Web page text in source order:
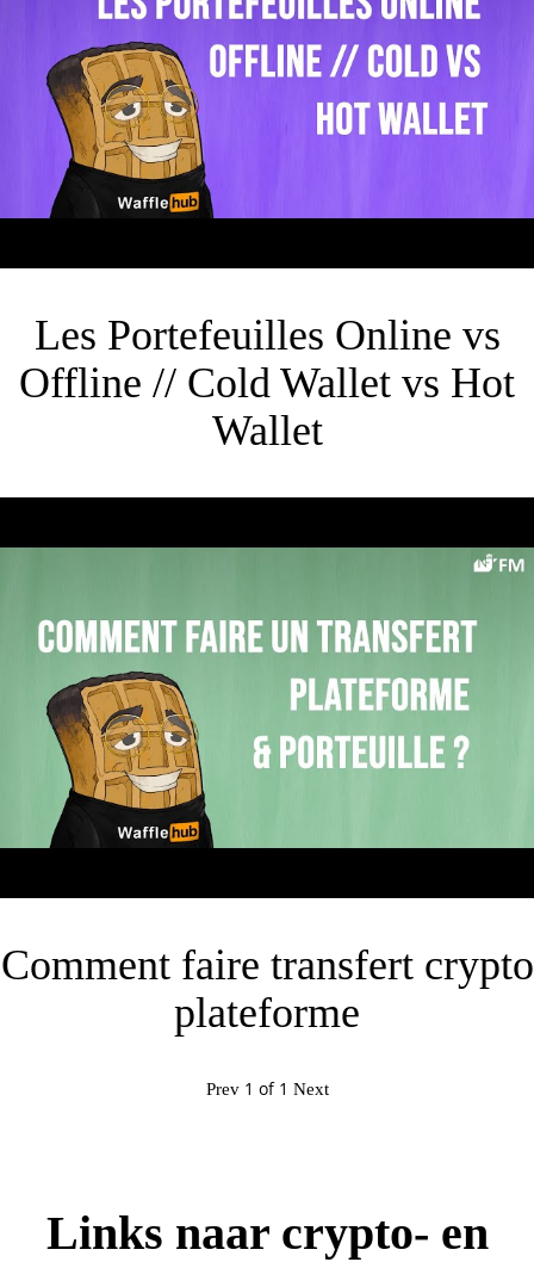
Les Portefeuilles Online vs
Offline // Cold Wallet vs Hot
Wallet
Comment faire transfert crypto
plateforme
Prev 1 of 1 Next
Links naar crypto- en